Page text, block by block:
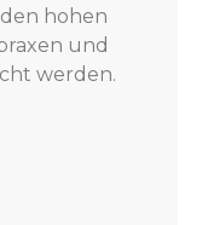
hohen
und
werden.